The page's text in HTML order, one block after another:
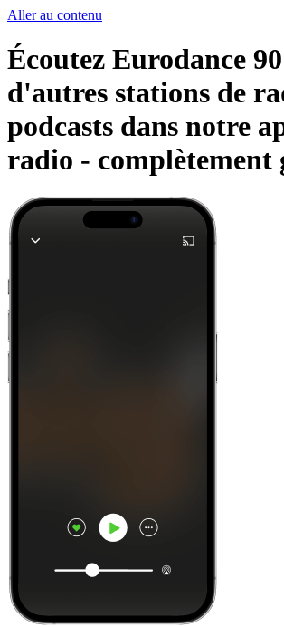
Aller au contenu
Écoutez Eurodance
d'autres stations de
podcasts dans notre
radio -